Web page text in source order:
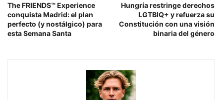
The FRIENDS™ Experience
conquista Madrid: el plan
perfecto (y nostálgico) para
esta Semana Santa
Hungría restringe derechos
LGTBIQ+ y refuerza su
Constitución con una visión
binaria del género